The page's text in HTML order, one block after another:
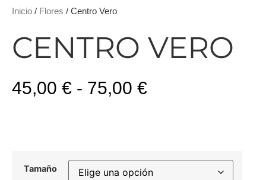
Inicio / Flores / Centro Vero
CENTRO VERO
45,00 € - 75,00 €
Tamaño